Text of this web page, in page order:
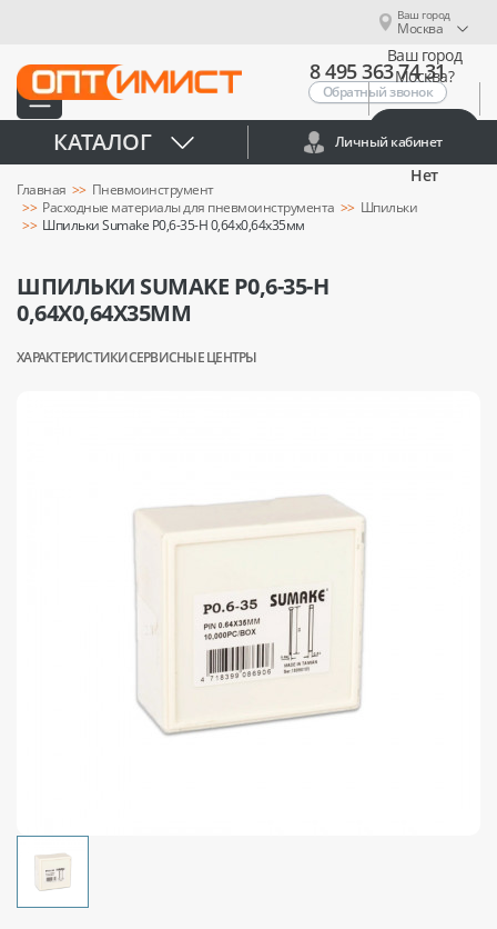
Ваш город
Москва
Ваш город
Москва?
Нет
8 495 363 74 31
Обратный звонок
КАТАЛОГ Личный кабинет
Главная
Пневмоинструмент
Расходные материалы для пневмоинструмента
Шпильки
Шпильки Sumake Р0,6-35-H 0,64х0,64х35мм
ШПИЛЬКИ SUMAKE Р0,6-35-H
0,64Х0,64Х35ММ
ХАРАКТЕРИСТИКИСЕРВИСНЫЕ ЦЕНТРЫ